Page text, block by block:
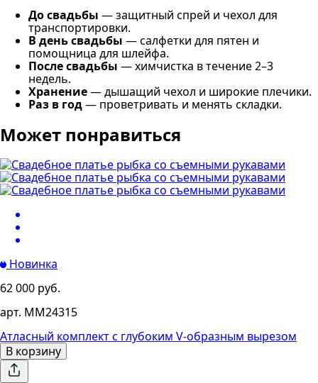
До свадьбы — защитный спрей и чехол для
транспортировки.
В день свадьбы — салфетки для пятен и
помощница для шлейфа.
После свадьбы — химчистка в течение 2–3
недель.
Хранение— дышащий чехол и широкие плечики.
Раз в год— проветривать и менять складки.
Может понравиться
Новинка
62 000 руб.
арт. MM24315
Атласный комплект с глубоким V-образным вырезом
В корзину